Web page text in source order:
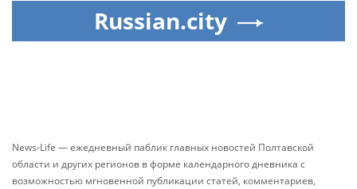
Russian.city
News-Life — ежедневный паблик главных новостей Полтавской
области и других регионов в форме календарного дневника с
возможностью мгновенной публикации статей, комментариев,